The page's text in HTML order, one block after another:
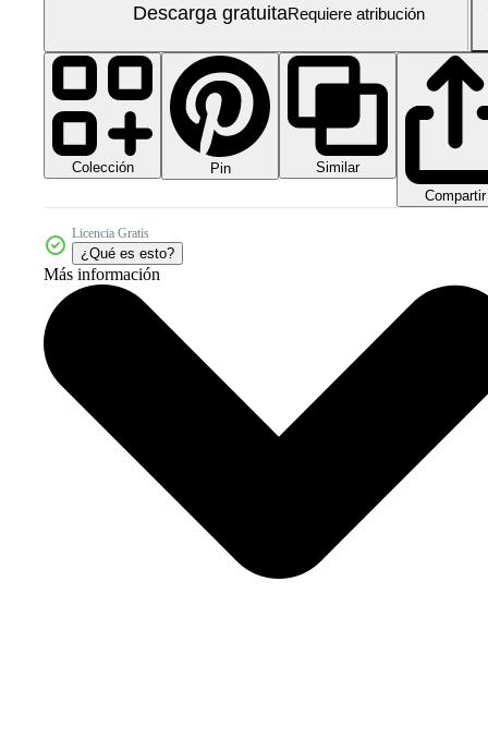
Descarga gratuitaRequiere atribución
Colección Pin
Similar
Compartir
Licencia Gratis
¿Qué es esto?
Más información